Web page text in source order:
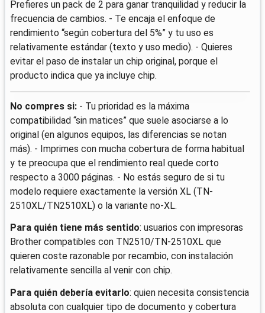
Prefieres un pack de 2 para ganar tranquilidad y reducir la
frecuencia de cambios. - Te encaja el enfoque de
rendimiento “según cobertura del 5%” y tu uso es
relativamente estándar (texto y uso medio). - Quieres
evitar el paso de instalar un chip original, porque el
producto indica que ya incluye chip.
No compres si: - Tu prioridad es la máxima
compatibilidad “sin matices” que suele asociarse a lo
original (en algunos equipos, las diferencias se notan
más). - Imprimes con mucha cobertura de forma habitual
y te preocupa que el rendimiento real quede corto
respecto a 3000 páginas. - No estás seguro de si tu
modelo requiere exactamente la versión XL (TN-
2510XL/TN2510XL) o la variante no-XL.
Para quién tiene más sentido: usuarios con impresoras
Brother compatibles con TN2510/TN-2510XL que
quieren coste razonable por recambio, con instalación
relativamente sencilla al venir con chip.
Para quién debería evitarlo: quien necesita consistencia
absoluta con cualquier tipo de documento y cobertura